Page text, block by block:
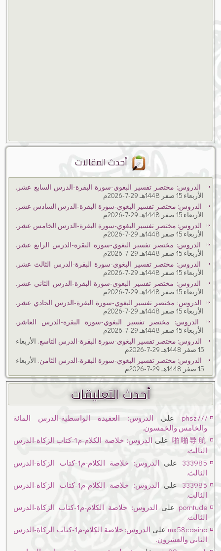
أحدث المقالات
الدروس: مختصر تفسير البغوي-سورة البقرة-الدرس السابع عشر.
الأربعاء 15 صفر 1448هـ 29-7-2026م
الدروس: مختصر تفسير البغوي-سورة البقرة-الدرس السادس عشر.
الأربعاء 15 صفر 1448هـ 29-7-2026م
الدروس: مختصر تفسير البغوي-سورة البقرة-الدرس الخامس عشر.
الأربعاء 15 صفر 1448هـ 29-7-2026م
الدروس: مختصر تفسير البغوي-سورة البقرة-الدرس الرابع عشر.
الأربعاء 15 صفر 1448هـ 29-7-2026م
الدروس: مختصر تفسير البغوي-سورة البقرة-الدرس الثالث عشر.
الأربعاء 15 صفر 1448هـ 29-7-2026م
الدروس: مختصر تفسير البغوي-سورة البقرة-الدرس الثاني عشر.
الأربعاء 15 صفر 1448هـ 29-7-2026م
الدروس: مختصر تفسير البغوي-سورة البقرة-الدرس الحادي عشر.
الأربعاء 15 صفر 1448هـ 29-7-2026م
الدروس: مختصر تفسير البغوي-سورة البقرة-الدرس العاشر.
الأربعاء 15 صفر 1448هـ 29-7-2026م
الدروس: مختصر تفسير البغوي-سورة البقرة-الدرس التاسع. الأربعاء
15 صفر 1448هـ 29-7-2026م
الدروس: مختصر تفسير البغوي-سورة البقرة-الدرس الثامن. الأربعاء
15 صفر 1448هـ 29-7-2026م
أحدث التعليقات
phsz777 على الدروس: العقيدة الواسطية-الدرس المائة
والخامس والخمسون.
啪啪导航 على
الدروس: خلاصة الكلام-م1-كتاب الزكاة-الدرس
الثالث.
333985 على
الدروس: خلاصة الكلام-م1-كتاب الزكاة-الدرس
الثالث.
333985 على
الدروس: خلاصة الكلام-م1-كتاب الزكاة-الدرس
الثالث.
porntude على
الدروس: خلاصة الكلام-م1-كتاب الزكاة-الدرس
الثالث.
mx58casino على
الدروس: خلاصة الكلام-م1-كتاب الزكاة-الدرس
الثاني والعشرون.